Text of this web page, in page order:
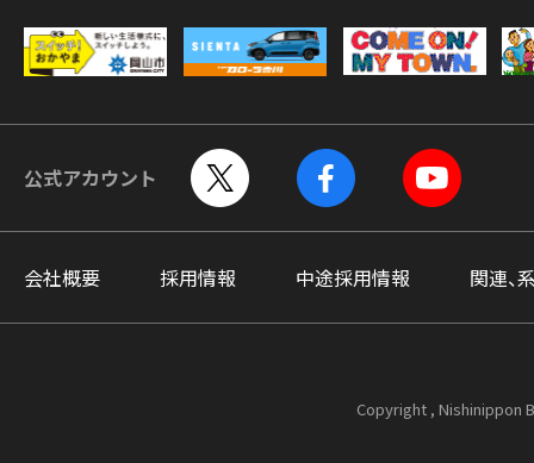
公式アカウント
会社概要 採用情報 中途採用情報 関連、
Copyright , Nishinippon